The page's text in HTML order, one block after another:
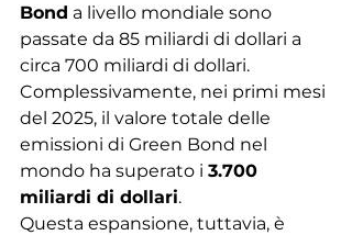
Bond a livello mondiale sono
passate da 85 miliardi di dollari a
circa 700 miliardi di dollari.
Complessivamente, nei primi mesi
del 2025, il valore totale delle
emissioni di Green Bond nel
mondo ha superato i 3.700
miliardi di dollari.
Questa espansione, tuttavia, è